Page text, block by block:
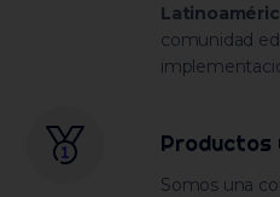
comunidad
Productos
Somos una